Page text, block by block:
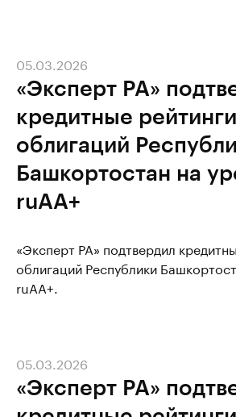
«Эксперт РА»
кредитные рейтинги
облигаций
Башкортостан на
ruAA+
05.03.2026
«Эксперт РА» подтвердил
облигаций Республики
ruAA+.
«Эксперт РА»
05.03.2026